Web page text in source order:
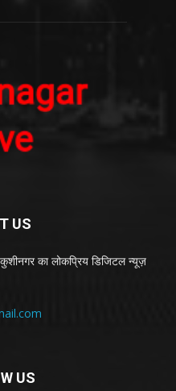
US
का लोकप्रिय डिजिटल न्यूज़
US